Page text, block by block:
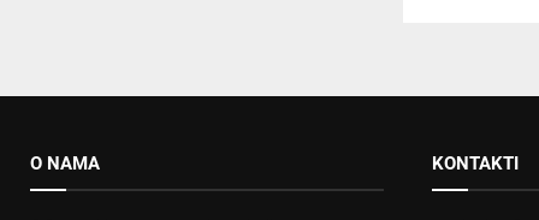
O NAMA KONTAKTI